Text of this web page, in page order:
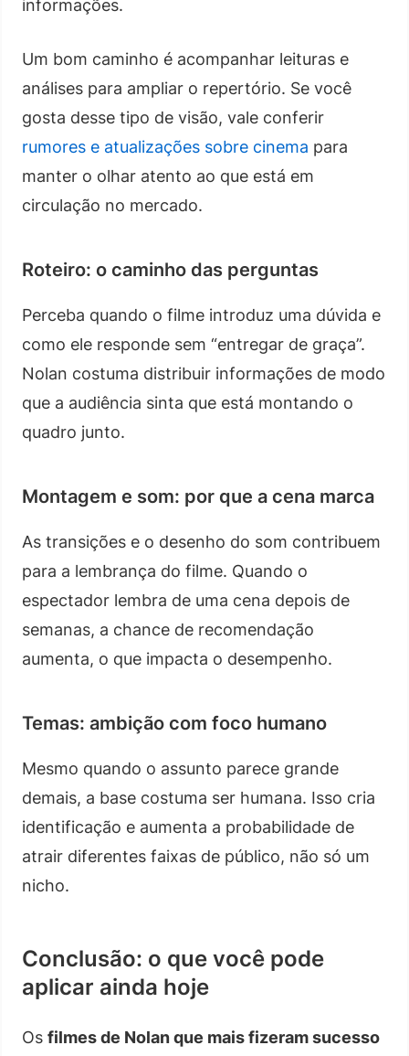
informações.
Um bom caminho é acompanhar leituras e
análises para ampliar o repertório. Se você
gosta desse tipo de visão, vale conferir
rumores e atualizações sobre cinema para
manter o olhar atento ao que está em
circulação no mercado.
Roteiro: o caminho das perguntas
Perceba quando o filme introduz uma dúvida e
como ele responde sem “entregar de graça”.
Nolan costuma distribuir informações de modo
que a audiência sinta que está montando o
quadro junto.
Montagem e som: por que a cena marca
As transições e o desenho do som contribuem
para a lembrança do filme. Quando o
espectador lembra de uma cena depois de
semanas, a chance de recomendação
aumenta, o que impacta o desempenho.
Temas: ambição com foco humano
Mesmo quando o assunto parece grande
demais, a base costuma ser humana. Isso cria
identificação e aumenta a probabilidade de
atrair diferentes faixas de público, não só um
nicho.
Conclusão: o que você pode
aplicar ainda hoje
Os filmes de Nolan que mais fizeram sucesso